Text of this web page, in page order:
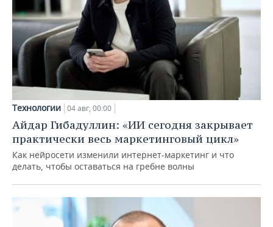
Технологии 04 авг, 00:00
Айдар Гибадуллин: «ИИ сегодня закрывает
практически весь маркетинговый цикл»
Как нейросети изменили интернет-маркетинг и что
делать, чтобы оставаться на гребне волны